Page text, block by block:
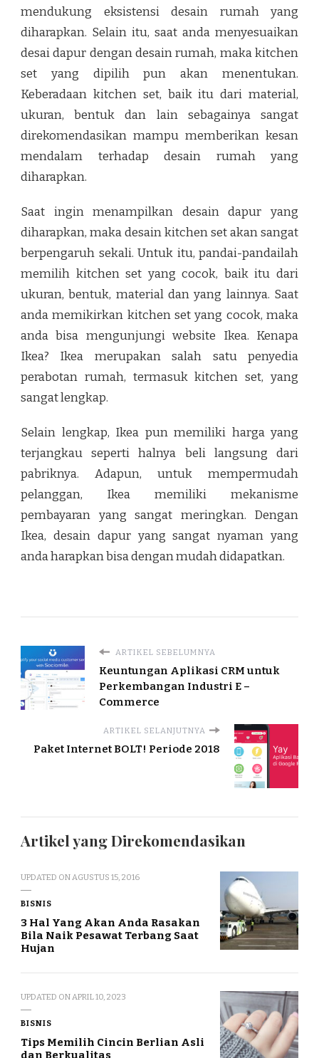
mendukung eksistensi desain rumah yang
diharapkan. Selain itu, saat anda menyesuaikan
desai dapur dengan desain rumah, maka kitchen
set yang dipilih pun akan menentukan.
Keberadaan kitchen set, baik itu dari material,
ukuran, bentuk dan lain sebagainya sangat
direkomendasikan mampu memberikan kesan
mendalam terhadap desain rumah yang
diharapkan.
Saat ingin menampilkan desain dapur yang
diharapkan, makadesain kitchen setakan sangat
berpengaruh sekali. Untuk itu, pandai-pandailah
memilih kitchen set yang cocok, baik itu dari
ukuran, bentuk, material dan yang lainnya. Saat
anda memikirkan kitchen set yang cocok, maka
anda bisa mengunjungi website Ikea. Kenapa
Ikea? Ikea merupakan salah satu penyedia
perabotan rumah, termasuk kitchen set, yang
sangat lengkap.
Selain lengkap, Ikea pun memiliki harga yang
terjangkau seperti halnya beli langsung dari
pabriknya. Adapun, untuk mempermudah
pelanggan, Ikea memiliki mekanisme
pembayaran yang sangat meringkan. Dengan
Ikea, desain dapur yang sangat nyaman yang
anda harapkan bisa dengan mudah didapatkan.
ARTIKEL SEBELUMNYA
Keuntungan Aplikasi CRM untuk
Perkembangan Industri E –
Commerce
ARTIKEL SELANJUTNYA
Paket Internet BOLT! Periode 2018
Artikel yang Direkomendasikan
UPDATED ON AGUSTUS 15, 2016
BISNIS
3 Hal Yang Akan Anda Rasakan
Bila Naik Pesawat Terbang Saat
Hujan
UPDATED ON APRIL 10, 2023
BISNIS
Tips Memilih Cincin Berlian Asli
dan Berkualitas